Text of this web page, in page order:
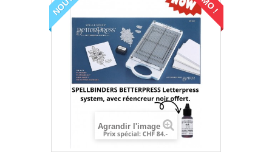
Agrandir l'image